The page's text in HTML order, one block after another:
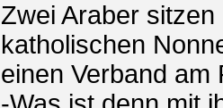
Zwei Araber
katholischen
einen Verband am